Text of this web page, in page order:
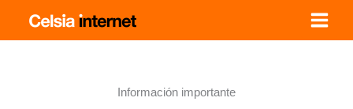
contenido
Información importante